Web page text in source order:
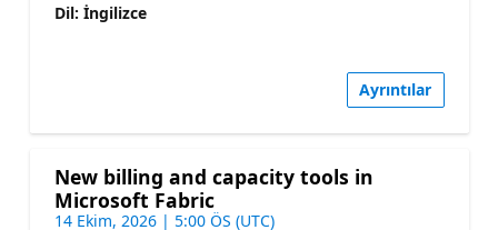
Dil: İngilizce
Ayrıntılar
New billing and capacity tools in
Microsoft Fabric
14 Ekim, 2026 | 5:00 ÖS (UTC)